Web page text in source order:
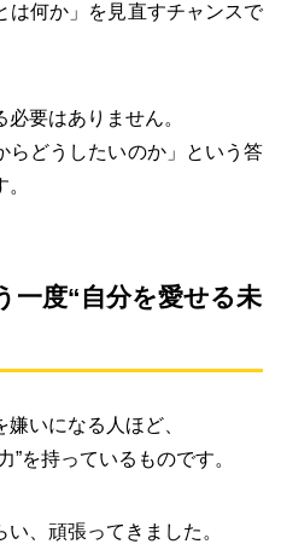
は何か」を見直すチャンスで
要はありません。
らどうしたいのか」という答
一度“自分を愛せる未
いになる人ほど、
”を持っているものです。
、頑張ってきました。